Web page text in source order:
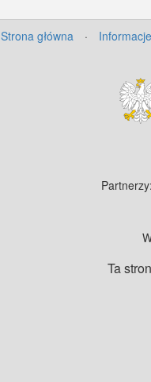
Strona główna ·
Partnerzy:
Ta